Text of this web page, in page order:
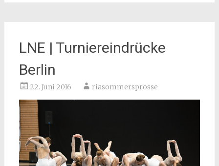
LNE | Turniereindrücke
Berlin
22. Juni 2016 riasommersprosse